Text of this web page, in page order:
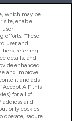
which may be
site, enable
user
efforts. These
user and
referring
details, and
enhanced
and improve
and ads
All” this
for all of
address and
only cookies
operate, secure